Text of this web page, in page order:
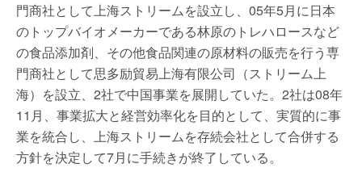
門商社として上海ストリームを設立し、05年5月に日本
のトップバイオメーカーである林原のトレハロースなど
の食品添加剤、その他食品関連の原材料の販売を行う専
門商社として思多励貿易上海有限公司（ストリーム上
海）を設立、2社で中国事業を展開していた。2社は08年
11月、事業拡大と経営効率化を目的として、実質的に事
業を統合し、上海ストリームを存続会社として合併する
方針を決定して7月に手続きが終了している。